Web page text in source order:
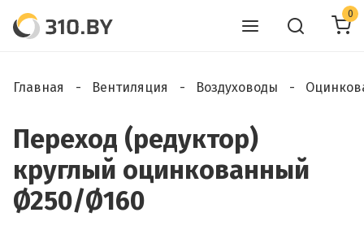
0
Главная Вентиляция Воздуховоды
Переход (редуктор)
круглый оцинкованный
Ø250/Ø160